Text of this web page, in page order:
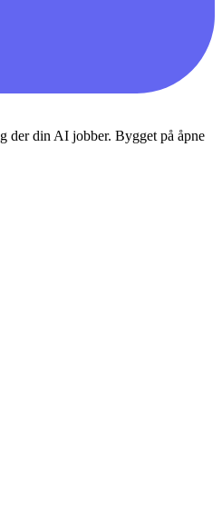
din AI jobber. Bygget på åpne